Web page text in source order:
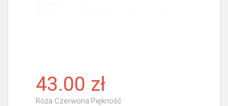
43.00 zł
Róża Czerwona Piękność